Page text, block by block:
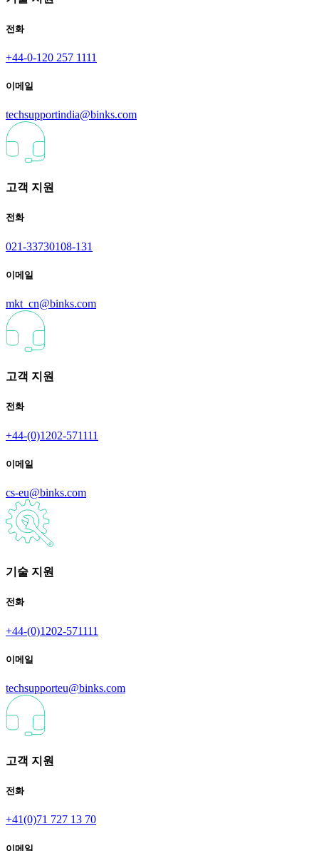
전화
+44-0-120 257 1111
이메일
techsupportindia@binks.com
고객 지원
전화
021-33730108-131
이메일
mkt_cn@binks.com
고객 지원
전화
+44-(0)1202-571111
이메일
cs-eu@binks.com
기술 지원
전화
+44-(0)1202-571111
이메일
techsupporteu@binks.com
고객 지원
전화
+41(0)71 727 13 70
이메일